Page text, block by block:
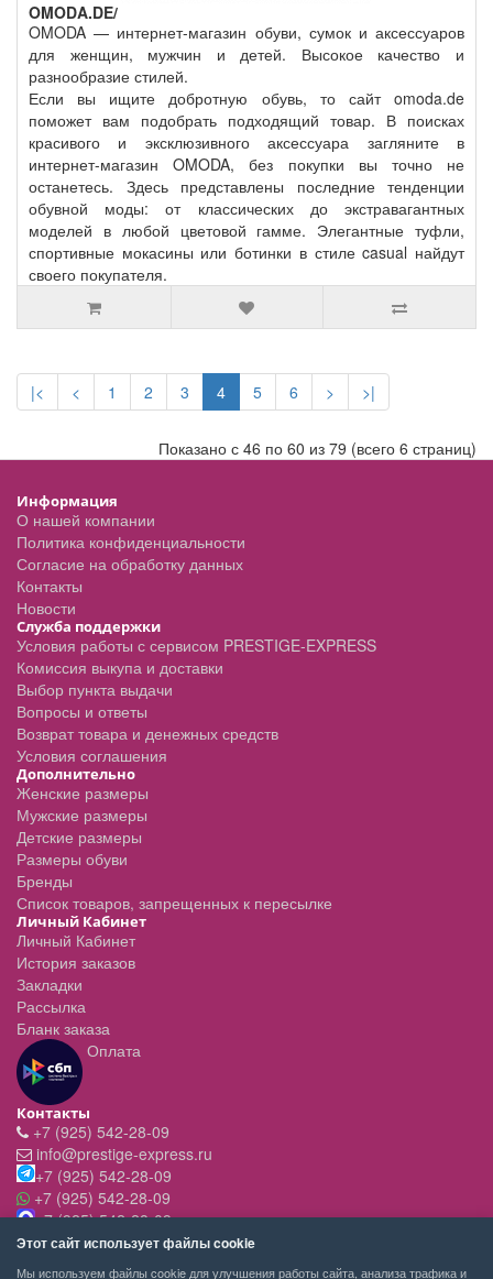
OMODA.DE/
OMODA — интернет-магазин обуви, сумок и аксессуаров
для женщин, мужчин и детей. Высокое качество и
разнообразие стилей.
Если вы ищите добротную обувь, то сайт omoda.de
поможет вам подобрать подходящий товар. В поисках
красивого и эксклюзивного аксессуара загляните в
интернет-магазин OMODA, без покупки вы точно не
останетесь. Здесь представлены последние тенденции
обувной моды: от классических до экстравагантных
моделей в любой цветовой гамме. Элегантные туфли,
спортивные мокасины или ботинки в стиле casual найдут
своего покупателя.
|< < 1 2 3 4 5 6 > >|
Показано с 46 по 60 из 79 (всего 6 страниц)
Информация
О нашей компании
Политика конфиденциальности
Согласие на обработку данных
Контакты
Новости
Служба поддержки
Условия работы с сервисом PRESTIGE-EXPRESS
Комиссия выкупа и доставки
Выбор пункта выдачи
Вопросы и ответы
Возврат товара и денежных средств
Условия соглашения
Дополнительно
Женские размеры
Мужские размеры
Детские размеры
Размеры обуви
Бренды
Список товаров, запрещенных к пересылке
Личный Кабинет
Личный Кабинет
История заказов
Закладки
Рассылка
Бланк заказа
Оплата
Контакты
+7 (925) 542-28-09
info@prestige-express.ru
+7 (925) 542-28-09
+7 (925) 542-28-09
+7 (925) 542-28-09
Режим работы:
- вт-пт с 11:00 до 20:00
Этот сайт использует файлы cookie
Мы используем файлы cookie для улучшения работы сайта, анализа трафика и